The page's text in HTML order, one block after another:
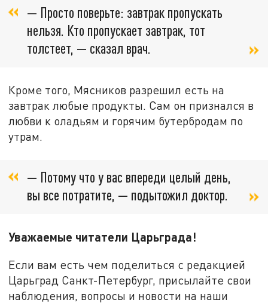
— Просто поверьте: завтрак пропускать
нельзя. Кто пропускает завтрак, тот
толстеет, — сказал врач.
Кроме того, Мясников разрешил есть на
завтрак любые продукты. Сам он признался в
любви к оладьям и горячим бутербродам по
утрам.
— Потому что у вас впереди целый день,
вы все потратите, — подытожил доктор.
Уважаемые читатели Царьграда!
Если вам есть чем поделиться с редакцией
Царьград Санкт-Петербург, присылайте свои
наблюдения, вопросы и новости на наши